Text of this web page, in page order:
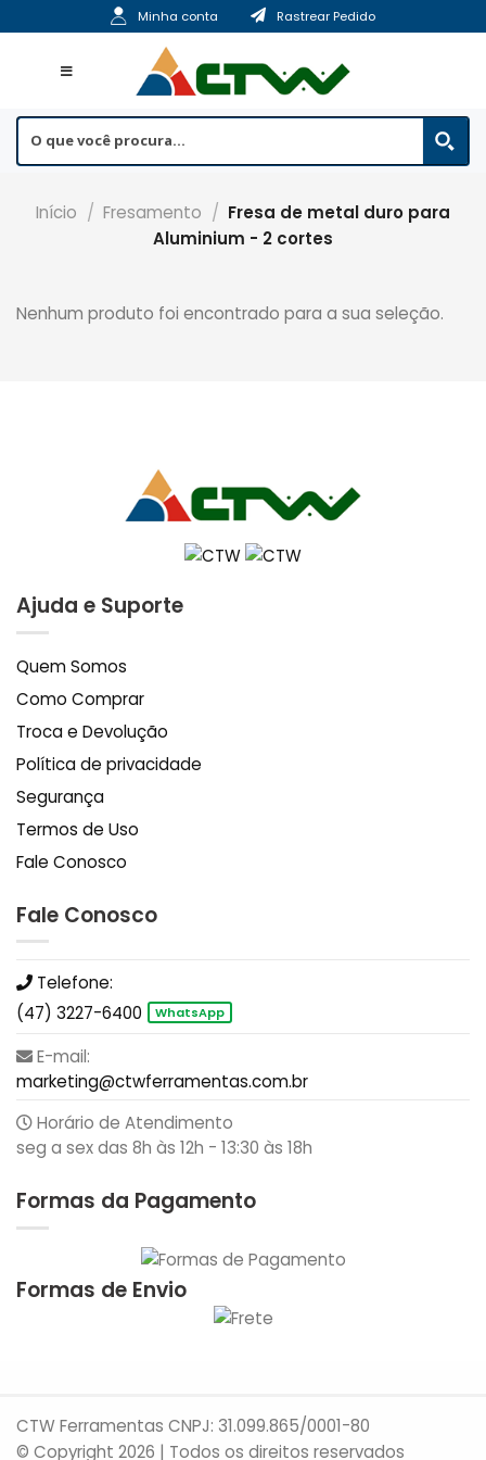
to
content
Minha conta Rastrear Pedido
Início / Fresamento / Fresa de metal duro para
Aluminium - 2 cortes
Nenhum produto foi encontrado para a sua seleção.
Ajuda e Suporte
Quem Somos
Como Comprar
Troca e Devolução
Política de privacidade
Segurança
Termos de Uso
Fale Conosco
Fale Conosco
Telefone:
(47) 3227-6400
WhatsApp
E-mail:
marketing@ctwferramentas.com.br
Horário de Atendimento
seg a sex das 8h às 12h - 13:30 às 18h
Formas da Pagamento
Formas de Envio
CTW Ferramentas CNPJ: 31.099.865/0001-80
© Copyright 2026 | Todos os direitos reservados